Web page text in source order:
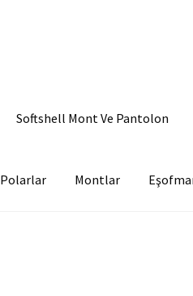
Softshell Mont Ve Pantolon
Polarlar Montlar